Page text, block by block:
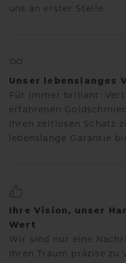
uns an erster Stelle.
Unser lebenslanges
Für immer brillant:
erfahrenen
Ihren zeitlosen Schatz
lebenslange Garantie
Ihre Vision, unser
Wert
Wir sind nur eine
Ihren Traum präzise zu